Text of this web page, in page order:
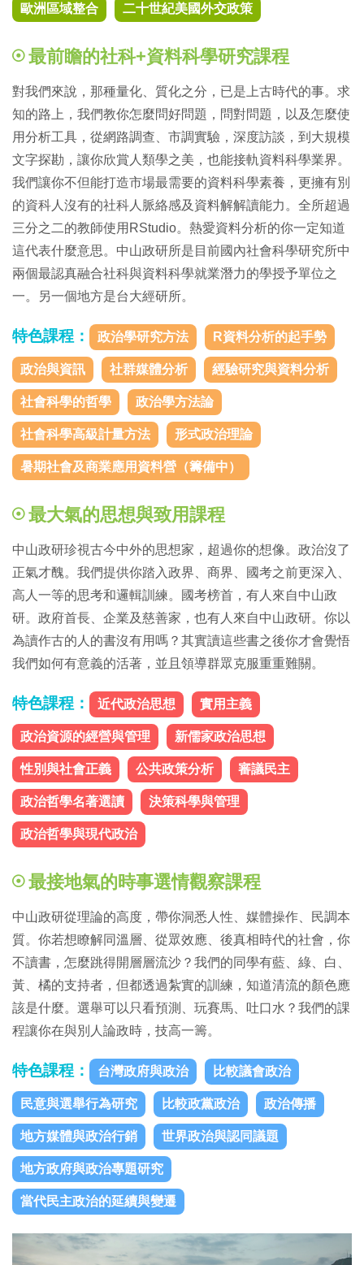
歐洲區域整合 二十世紀美國外交政策
最前瞻的社科+資料科學研究課程
對我們來說，那種量化、質化之分，已是上古時代的事。求
知的路上，我們教你怎麼問好問題，問對問題，以及怎麼使
用分析工具，從網路調查、市調實驗，深度訪談，到大規模
文字探勘，讓你欣賞人類學之美，也能接軌資料科學業界。
我們讓你不但能打造市場最需要的資料科學素養，更擁有別
的資科人沒有的社科人脈絡感及資料解解讀能力。全所超過
三分之二的教師使用RStudio。熱愛資料分析的你一定知道
這代表什麼意思。中山政研所是目前國內社會科學研究所中
兩個最認真融合社科與資料科學就業潛力的學授予單位之
一。另一個地方是台大經研所。
特色課程： 政治學研究方法 R資料分析的起手勢
政治與資訊 社群媒體分析 經驗研究與資料分析
社會科學的哲學 政治學方法論
社會科學高級計量方法 形式政治理論
暑期社會及商業應用資料營（籌備中）
最大氣的思想與致用課程
中山政研珍視古今中外的思想家，超過你的想像。政治沒了
正氣才醜。我們提供你踏入政界、商界、國考之前更深入、
高人一等的思考和邏輯訓練。國考榜首，有人來自中山政
研。政府首長、企業及慈善家，也有人來自中山政研。你以
為讀作古的人的書沒有用嗎？其實讀這些書之後你才會覺悟
我們如何有意義的活著，並且領導群眾克服重重難關。
特色課程： 近代政治思想 實用主義
政治資源的經營與管理 新儒家政治思想
性別與社會正義 公共政策分析 審議民主
政治哲學名著選讀 決策科學與管理
政治哲學與現代政治
最接地氣的時事選情觀察課程
中山政研從理論的高度，帶你洞悉人性、媒體操作、民調本
質。你若想瞭解同溫層、從眾效應、後真相時代的社會，你
不讀書，怎麼跳得開層層流沙？我們的同學有藍、綠、白、
黃、橘的支持者，但都透過紮實的訓練，知道清流的顏色應
該是什麼。選舉可以只看預測、玩賽馬、吐口水？我們的課
程讓你在與別人論政時，技高一籌。
特色課程： 台灣政府與政治 比較議會政治
民意與選舉行為研究 比較政黨政治 政治傳播
地方媒體與政治行銷 世界政治與認同議題
地方政府與政治專題研究
當代民主政治的延續與變遷